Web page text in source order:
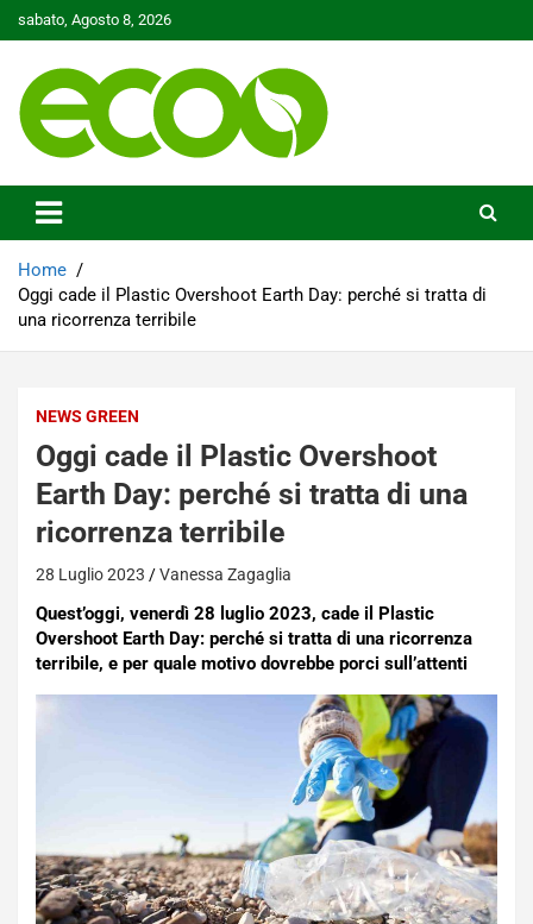
to
sabato, Agosto 8, 2026
Ecoo.it
Home
Oggi cade il Plastic Overshoot Earth Day: perché si tratta di
una ricorrenza terribile
NEWS GREEN
Oggi cade il Plastic Overshoot
Earth Day: perché si tratta di una
ricorrenza terribile
28 Luglio 2023 Vanessa Zagaglia
Quest’oggi, venerdì 28 luglio 2023, cade il Plastic
Overshoot Earth Day: perché si tratta di una ricorrenza
terribile, e per quale motivo dovrebbe porci sull’attenti